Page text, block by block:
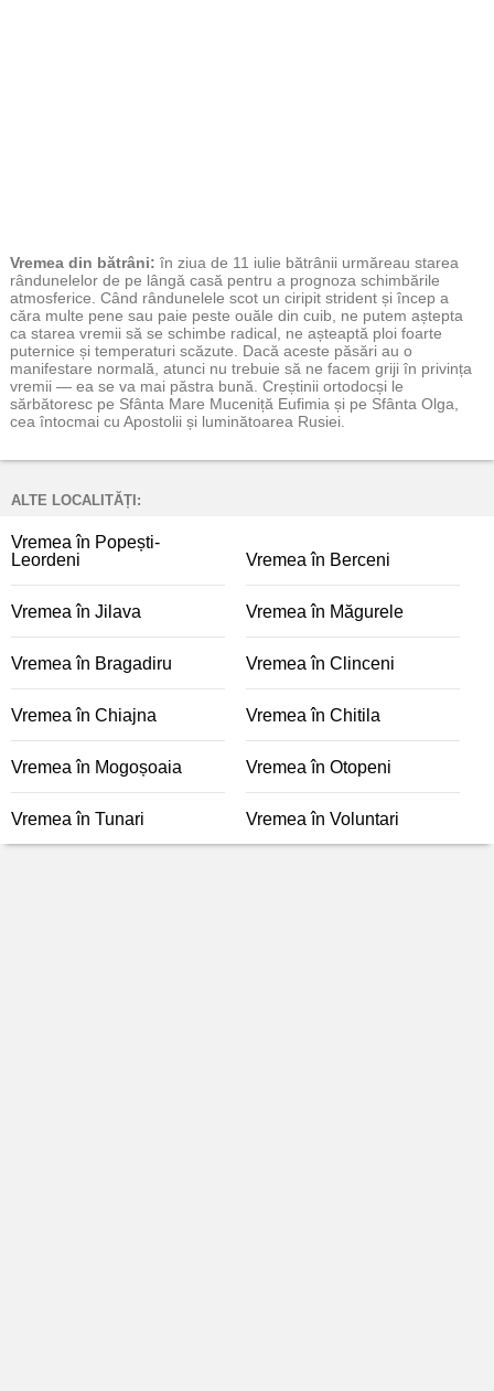
Vremea din bătrâni: în ziua de 11 iulie bătrânii urmăreau starea
rândunelelor de pe lângă casă pentru a prognoza schimbările
atmosferice. Când rândunelele scot un ciripit strident și încep a
căra multe pene sau paie peste ouăle din cuib, ne putem aștepta
ca starea vremii să se schimbe radical, ne așteaptă ploi foarte
puternice și temperaturi scăzute. Dacă aceste păsări au o
manifestare normală, atunci nu trebuie să ne facem griji în privința
vremii — ea se va mai păstra bună. Creștinii ortodocși le
sărbătoresc pe Sfânta Mare Muceniță Eufimia și pe Sfânta Olga,
cea întocmai cu Apostolii și luminătoarea Rusiei.
ALTE LOCALITĂȚI:
Vremea în Popești-
Leordeni
Vremea în Berceni
Vremea în Jilava Vremea în Măgurele
Vremea în Bragadiru Vremea în Clinceni
Vremea în Chiajna Vremea în Chitila
Vremea în Mogoșoaia Vremea în Otopeni
Vremea în Tunari Vremea în Voluntari